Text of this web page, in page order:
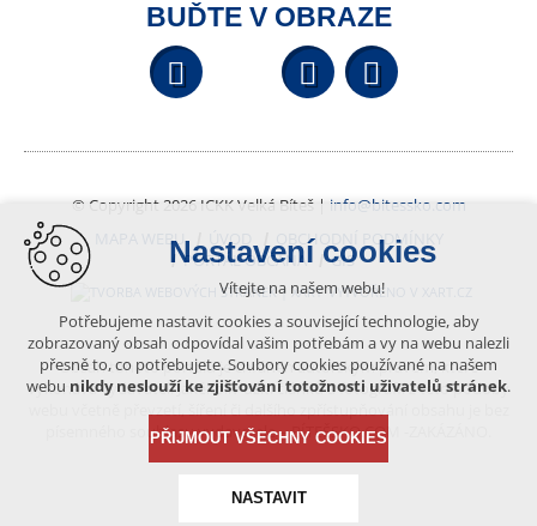
BUĎTE V OBRAZE
Facebook YouTube
© Copyright 2026 ICKK Velká Bíteš | info@bitessko.com
MAPA WEBU
ÚVOD
OBCHODNÍ PODMÍNKY
PORTÁL OBČANA
GIS
VYTVOŘENO V XART.CZ
Obsah tohoto portálu je chráněn autorským právem, které
vykonává vydavatel. Jakékoliv užití článků a fotografií z této podoby
písemného souhlasu vydavatele – BÍTEŠSKO.COM -ZAKÁZÁNO.
Nastavení cookies
Vítejte na našem webu!
Potřebujeme nastavit cookies a související technologie, aby
zobrazovaný obsah odpovídal vašim potřebám a vy na webu nalezli
přesně to, co potřebujete. Soubory cookies používané na našem
webu nikdy neslouží ke zjišťování totožnosti uživatelů stránek.
PŘIJMOUT VŠECHNY COOKIES
NASTAVIT